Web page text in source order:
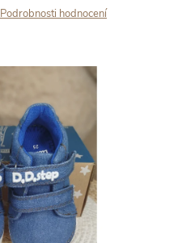
Podrobnosti hodnocení